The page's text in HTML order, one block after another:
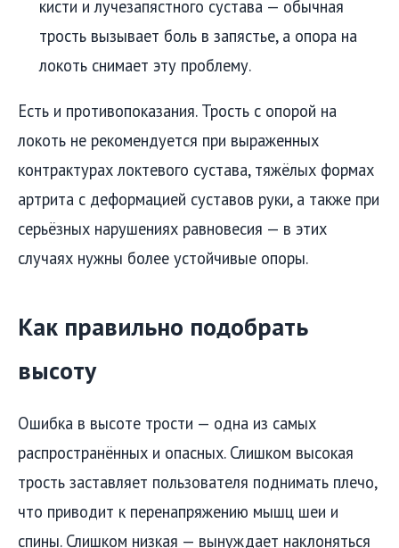
кисти и лучезапястного сустава — обычная
трость вызывает боль в запястье, а опора на
локоть снимает эту проблему.
Есть и противопоказания. Трость с опорой на
локоть не рекомендуется при выраженных
контрактурах локтевого сустава, тяжёлых формах
артрита с деформацией суставов руки, а также при
серьёзных нарушениях равновесия — в этих
случаях нужны более устойчивые опоры.
Как правильно подобрать
высоту
Ошибка в высоте трости — одна из самых
распространённых и опасных. Слишком высокая
трость заставляет пользователя поднимать плечо,
что приводит к перенапряжению мышц шеи и
спины. Слишком низкая — вынуждает наклоняться